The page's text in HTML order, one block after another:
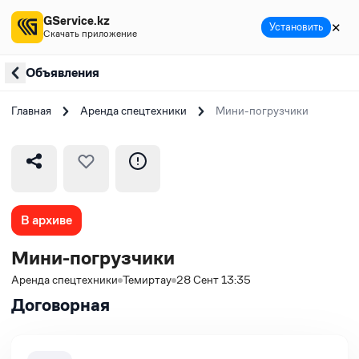
Объявления
Главная Аренда спецтехники Мини-погрузчики
В архиве
Мини-погрузчики
Аренда спецтехники Темиртау 28 Сент 13:35
Договорная
GService.kz
Скачать приложение Установить ✕